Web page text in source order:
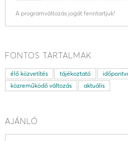
A programváltozás jogát fenntartjuk!
FONTOS TARTALMAK
élő közvetítés tájékoztató
közreműködő változás
aktuális
AJÁNLÓ